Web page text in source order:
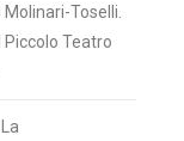
Toselli.
Piccolo Teatro